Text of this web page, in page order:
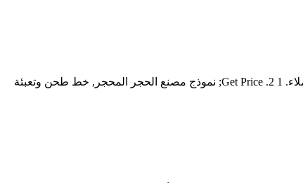
خطة لمحطم الموقع ... أقصى إنتاجية ونسبة تخفيض عالية.سيتم إرسال مهندس واحد أو أكثر إلى موقع المحجر للمساعدة في تثبيت مصانع العملاء. 1 2. Get Price; نموذج مصنع الحجر المحجر, خط طحن وتعبئة